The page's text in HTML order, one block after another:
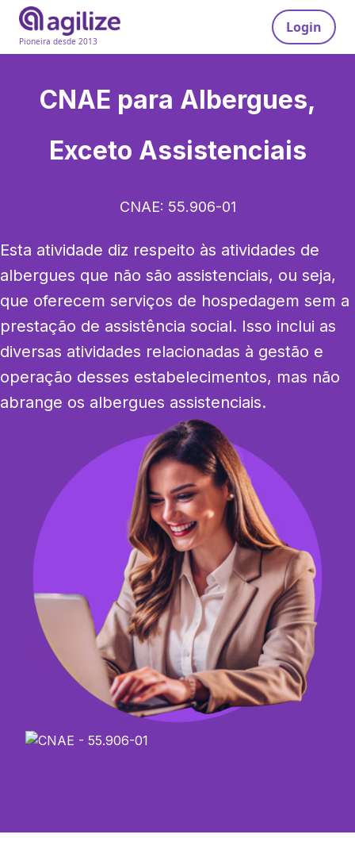
Pioneira desde 2013
Login
CNAE para Albergues,
Exceto Assistenciais
CNAE: 55.906-01
Esta atividade diz respeito às atividades de
albergues que não são assistenciais, ou seja,
que oferecem serviços de hospedagem sem a
prestação de assistência social. Isso inclui as
diversas atividades relacionadas à gestão e
operação desses estabelecimentos, mas não
abrange os albergues assistenciais.